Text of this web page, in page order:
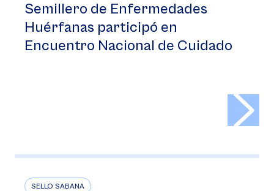
Semillero de Enfermedades
Huérfanas participó en
Encuentro Nacional de Cuidado
SELLO SABANA